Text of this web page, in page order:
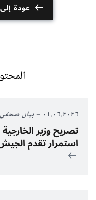
عودة
٠١.٠٦.٢٠٢٦ بيان صحفي
تصريح وزير
استمرار تقدم